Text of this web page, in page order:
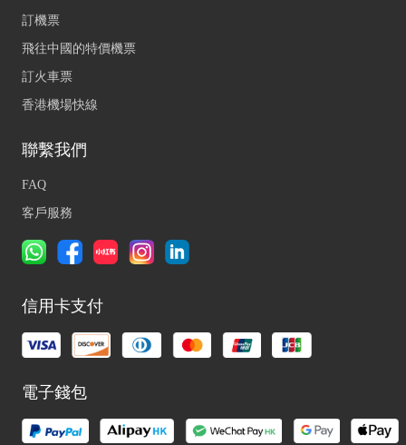
訂機票
飛往中國的特價機票
訂火車票
香港機場快線
聯繫我們
FAQ
客戶服務
信用卡支付
電子錢包